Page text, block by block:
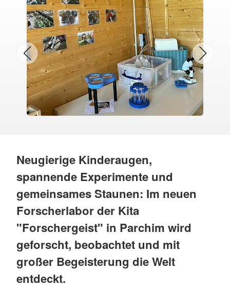
Neugierige Kinderaugen,
spannende Experimente und
gemeinsames Staunen: Im neuen
Forscherlabor der Kita
"Forschergeist" in Parchim wird
geforscht, beobachtet und mit
großer Begeisterung die Welt
entdeckt.